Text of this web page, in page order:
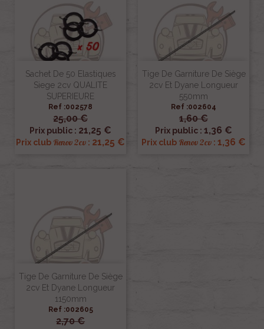
Sachet De 50 Elastiques
Siege 2cv QUALITE
SUPERIEURE
Ref :002578
25,00 €
Prix public : 21,25 €
Prix club Renov 2cv : 21,25 €
Tige De Garniture De Siège
2cv Et Dyane Longueur
550mm
Ref :002604
1,60 €
Prix public : 1,36 €
Prix club Renov 2cv : 1,36 €
Tige De Garniture De Siège
2cv Et Dyane Longueur
1150mm
Ref :002605
2,70 €